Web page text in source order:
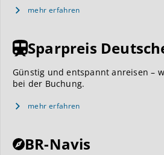
mehr erfahren
Sparpreis
Günstig und entspannt anreisen –
bei der Buchung.
mehr erfahren
BR-Navis